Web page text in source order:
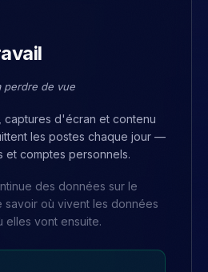
de vue
d'écran et contenu
les postes chaque jour —
et comptes personnels.
des données sur le
savoir où vivent les données
vont ensuite.